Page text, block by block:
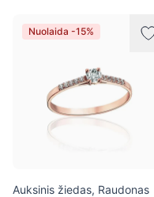
Nuolaida -15%
Auksinis žiedas, Raudonas